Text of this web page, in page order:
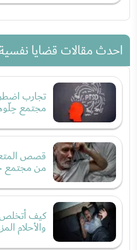
احدث مقالات قضايا
تجارب
مجتمع
قصص
من مجتمع
كيف أتخلص
والأحلام